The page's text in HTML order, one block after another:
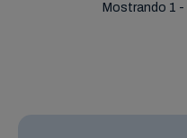
Mostrando 1